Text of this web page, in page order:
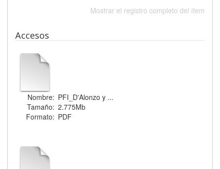
Mostrar el registro completo del ítem
Accesos
Nombre: PFI_D'Alonzo y ...
Tamaño: 2.775Mb
Formato: PDF